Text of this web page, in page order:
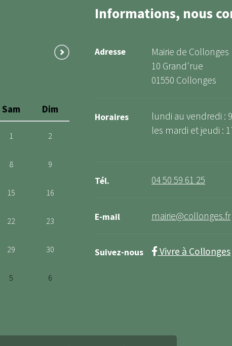
Sam Dim
1 2
8 9
15 16
22 23
29 30
5 6
Informations, nous
Adresse
Mairie de Collonges
10 Grand'rue
01550 Collonges
Horaires
lundi au vendredi :
les mardi et jeudi :
Tél. 04 50 59 61 25
E-mail mairie@collonges.fr
Suivez-nous Vivre à Collonges